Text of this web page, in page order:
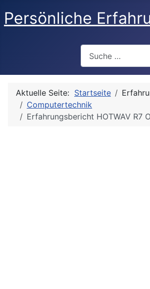
Persönliche
Aktuelle Seite: Startseite
Computertechnik
Erfahrungsbericht HOTWAV R7